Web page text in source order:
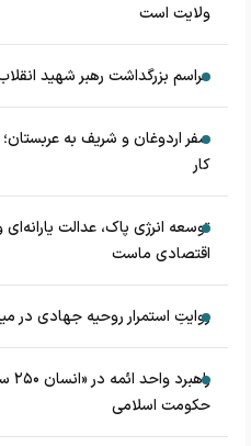
ولایت است
مراسم بزرگداشت رهبر شهید
سفر اردوغان و شریف به
کار
توسعه انرژی پاک، عدالت
اقتصادی ماست
روایتِ استمرار روحیه جهادی در
حکومت اسلامی